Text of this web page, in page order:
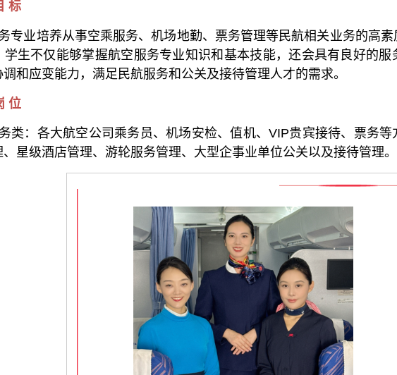
标
专业培养从事空乘服务、机场地勤、票务管理等民航相关业务的高
学生不仅能够掌握航空服务专业知识和基本技能，还会具有良好的服
和应变能力，满足民航服务和公关及接待管理人才的需求。
位
类：各大航空公司乘务员、机场安检、值机、VIP贵宾接待、票务等
星级酒店管理、游轮服务管理、大型企事业单位公关以及接待管理。